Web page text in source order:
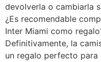
devolverla o cambiarla
¿Es recomendable
Inter Miami como
Definitivamente, la
un regalo perfecto